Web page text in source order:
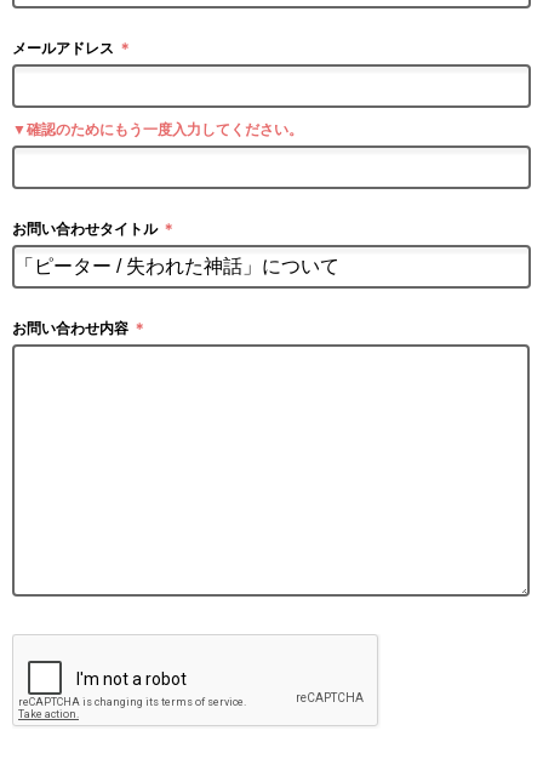
メールアドレス ＊
▼確認のためにもう一度入力してください。
お問い合わせタイトル ＊
お問い合わせ内容 ＊